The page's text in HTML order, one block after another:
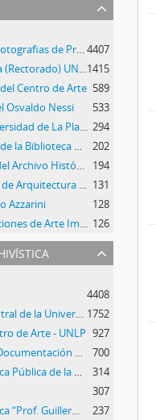
Subsección Área de Fotografias de Prensa 4407
Fondo de Presidencia (Rectorado) UNLP1415
Centro de Arte 589
Osvaldo Nessi
533
Fondo de Radio Universidad de La Plata 294
Archivo Institucional de la Biblioteca Pública
202
Fondo Institucional del Archivo Histórico de la UNLP
194
Fondo de la Facultad de Arquitectura y Urbanismo 131
Azzarini
128
Colección de Publicaciones de Arte Impreso 126
4408
Archivo Histórico central de la Universidad Nacional de La Plata 1752
de Arte - UNLP 927
Archivo y Centro de Documentación del Instituto de Historia del Arte Argentino y Americano
700
Archivo de la Biblioteca Pública de la Universidad Nacional de La Plata
314
307
Archivo de la Biblioteca “Prof. Guillermo Obiols”
237